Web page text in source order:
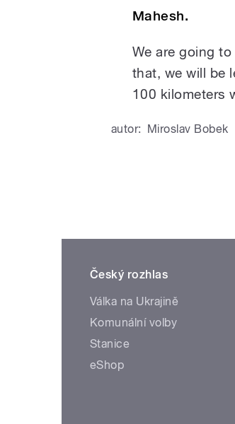
Mahesh.
We are going
that, we will be
100 kilometers
autor: Miroslav Bobek
Český rozhlas
Válka na Ukrajině
Komunální volby
Stanice
eShop